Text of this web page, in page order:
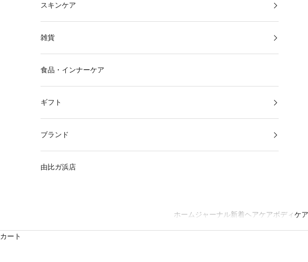
ホーム ジャーナル新着ヘアケアボディケア
スキンケア
雑貨
食品・インナーケア
ギフト
ブランド
由比ガ浜店
カート